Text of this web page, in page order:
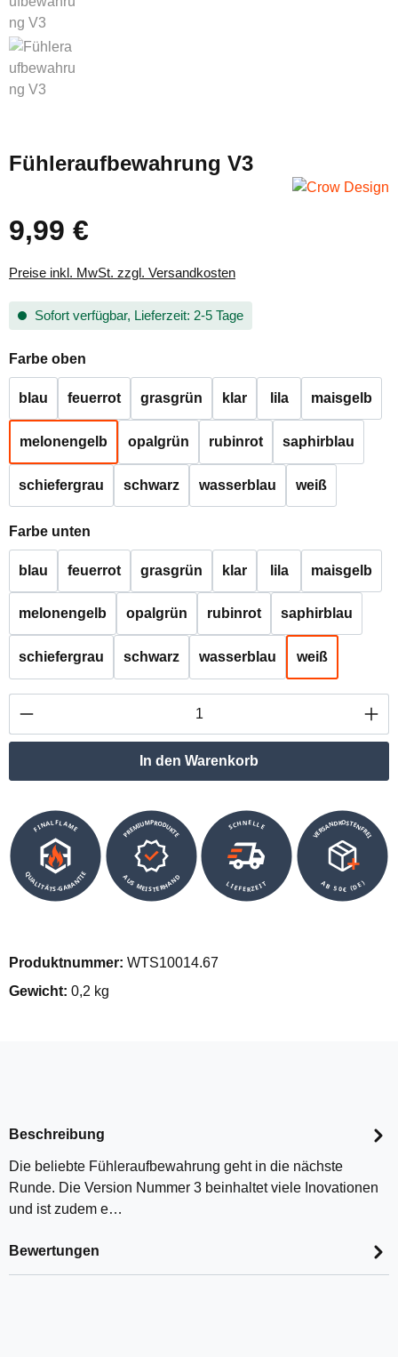
Fühleraufbewahrung V3
Regulärer Preis:
9,99 €
Preise inkl. MwSt. zzgl. Versandkosten
Sofort verfügbar, Lieferzeit: 2-5 Tage
Farbe oben
blau feuerrot grasgrün klar lila maisgelb
melonengelb opalgrün rubinrot saphirblau
schiefergrau schwarz wasserblau weiß
Farbe unten
blau feuerrot grasgrün klar lila maisgelb
melonengelb opalgrün rubinrot saphirblau
schiefergrau schwarz wasserblau weiß
Produkt Anzahl: Gib den gewünschten
In den Warenkorb
FINALFLAME
QUALITÄTS-GARANTIE
PREMIUMPRODUKTE
AUS MEISTERHAND
SCHNELLE
LIEFERZEIT
VERSANDKOSTENFREI
AB 50€ (DE)
Produktnummer: WTS10014.67
Gewicht: 0,2 kg
Beschreibung
Die beliebte Fühleraufbewahrung geht in die nächste
Runde. Die Version Nummer 3 beinhaltet viele Inovationen
und ist zudem e…
Bewertungen